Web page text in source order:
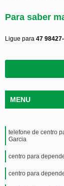
Para saber
Ligue para 47
MENU
telefone de centro
Garcia
centro para
centro para